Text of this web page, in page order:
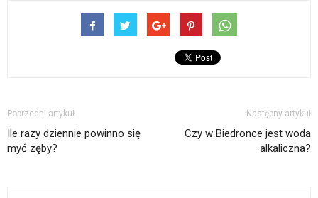
Poprzedni artykuł
Ile razy dziennie powinno się
myć zęby?
Następny artykuł
Czy w Biedronce jest woda
alkaliczna?